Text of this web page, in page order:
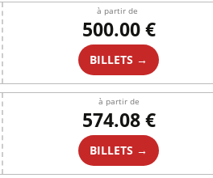
à partir de
500.00 €
BILLETS →
à partir de
574.08 €
BILLETS →